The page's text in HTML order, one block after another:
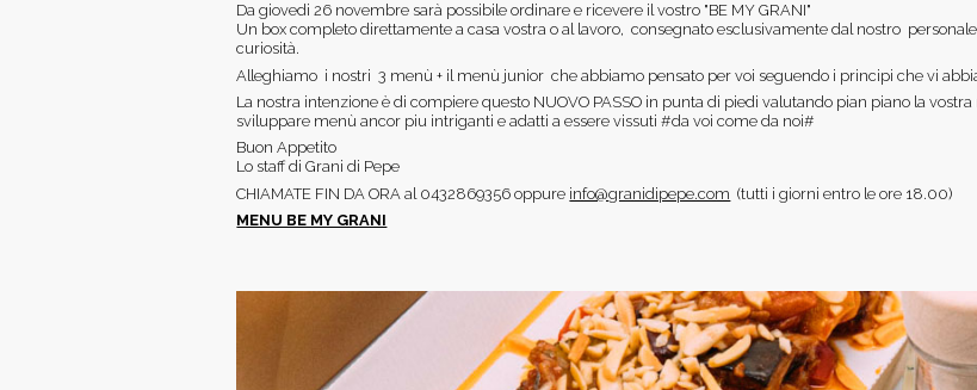
Da giovedi 26 novembre sarà possibile ordinare e ricevere il vostro "BE MY GRANI"
Un box completo direttamente a casa vostra o al lavoro, consegnato esclusivamente dal nostro
curiosità.
Alleghiamo i nostri 3 menù + il menù junior che abbiamo pensato per voi seguendo i principi che vi
La nostra intenzione è di compiere questo NUOVO PASSO in punta di piedi valutando pian piano la
sviluppare menù ancor piu intriganti e adatti a essere vissuti #da voi come da noi#
Buon Appetito
Lo staff di Grani di Pepe
CHIAMATE FIN DA ORA al 0432869356 oppure info@granidipepe.com (tutti i giorni entro le ore 18.00)
MENU BE MY GRANI